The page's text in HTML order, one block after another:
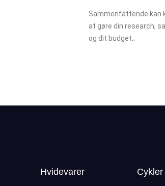
Sammenfattende kan
at gøre din research,
og dit budget.;
Hvidevarer Cykler